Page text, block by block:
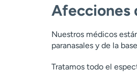
Afecciones
Nuestros médicos
paranasales y de la
Tratamos todo el